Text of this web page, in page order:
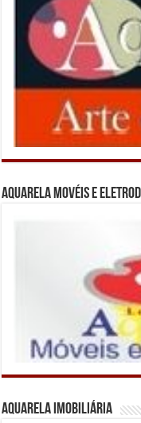
Aquarela Movéis e
Aquarela Imobiliária